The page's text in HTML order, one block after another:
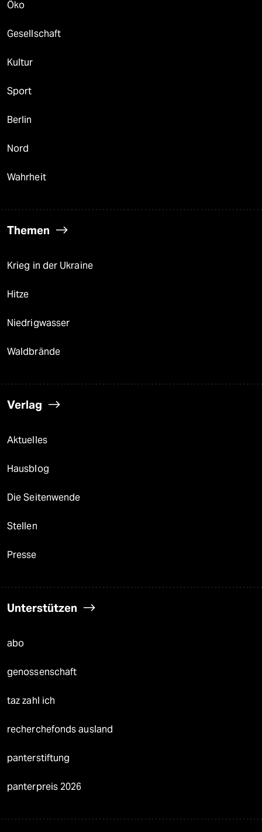
Öko
Gesellschaft
Kultur
Sport
Berlin
Nord
Wahrheit
Themen
Krieg in der Ukraine
Hitze
Niedrigwasser
Waldbrände
Verlag
Aktuelles
Hausblog
Die Seitenwende
Stellen
Presse
Unterstützen
abo
genossenschaft
taz zahl ich
recherchefonds ausland
panterstiftung
panterpreis 2026